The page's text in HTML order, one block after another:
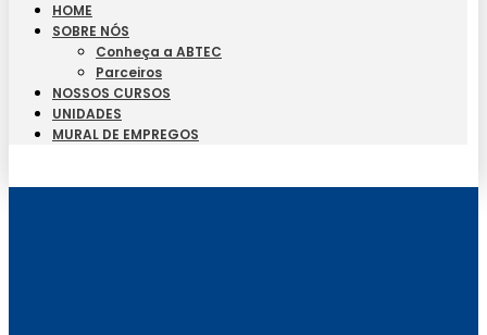
HOME
SOBRE NÓS
Conheça a ABTEC
Parceiros
NOSSOS CURSOS
UNIDADES
MURAL DE EMPREGOS